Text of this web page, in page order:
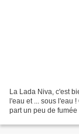
La Lada Niva, c'est
l'eau et ... sous l'eau
part un peu de